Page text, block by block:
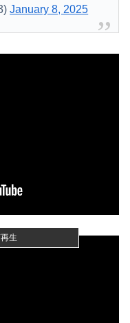
January 8, 2025
生